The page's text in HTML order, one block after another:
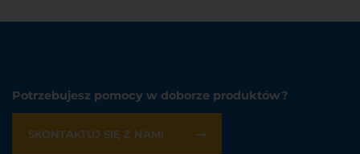
Potrzebujesz pomocy w doborze produktów?
SKONTAKTUJ SIĘ Z NAMI